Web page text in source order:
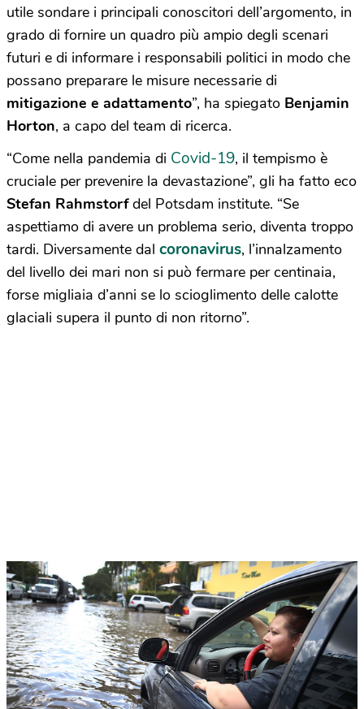
utile sondare i principali conoscitori dell’argomento, in
grado di fornire un quadro più ampio degli scenari
futuri e di informare i responsabili politici in modo che
possano preparare le misure necessarie di
mitigazione e adattamento”, ha spiegato Benjamin
Horton, a capo del team di ricerca.
“Come nella pandemia di Covid-19, il tempismo è
cruciale per prevenire la devastazione”, gli ha fatto eco
Stefan Rahmstorfdel Potsdam institute. “Se
aspettiamo di avere un problema serio, diventa troppo
tardi. Diversamente dal coronavirus, l’innalzamento
del livello dei mari non si può fermare per centinaia,
forse migliaia d’anni se lo scioglimento delle calotte
glaciali supera il punto di non ritorno”.